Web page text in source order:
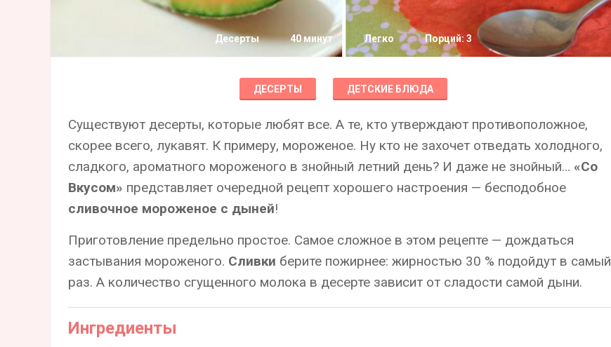
Десерты 40 минут Легко Порций: 3
ДЕСЕРТЫ ДЕТСКИЕ БЛЮДА
Существуют десерты, которые любят все. А те, кто утверждают противоположное,
скорее всего, лукавят. К примеру, мороженое. Ну кто не захочет отведать холодного,
сладкого, ароматного мороженого в знойный летний день? И даже не знойный… «Со
Вкусом» представляет очередной рецепт хорошего настроения — бесподобное
сливочное мороженое с дыней!
Приготовление предельно простое. Самое сложное в этом рецепте — дождаться
застывания мороженого. Сливки берите пожирнее: жирностью 30 % подойдут в самый
раз. А количество сгущенного молока в десерте зависит от сладости самой дыни.
Ингредиенты